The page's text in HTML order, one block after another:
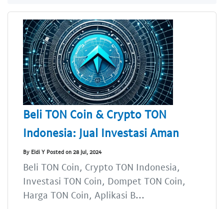
Beli TON Coin & Crypto TON
Indonesia: Jual Investasi Aman
By Eldi Y Posted on 28 Jul, 2024
Beli TON Coin, Crypto TON Indonesia,
Investasi TON Coin, Dompet TON Coin,
Harga TON Coin, Aplikasi B...